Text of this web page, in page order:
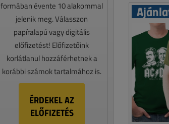
formában évente 10 alakommal
jelenik meg. Válasszon
papíralapú vagy digitális
előfizetést! Előfizetőink
korlátlanul hozzáférhetnek a
korábbi számok tartalmához is.
ÉRDEKEL AZ
ELŐFIZETÉS